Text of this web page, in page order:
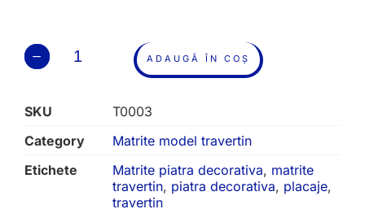
ADAUGĂ ÎN COȘ
SKU
T0003
Category
Matrite model travertin
Etichete
Matrite piatra decorativa, matrite
travertin, piatra decorativa, placaje,
travertin